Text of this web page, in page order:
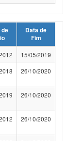
de
Data de
Fim
15/05/2019
26/10/2020
26/10/2020
26/10/2020